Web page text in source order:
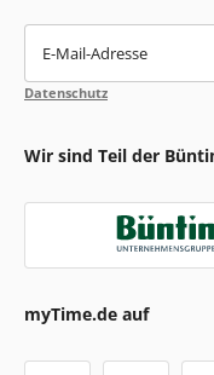
E-Mail-Adresse
Datenschutz
Wir sind Teil der
myTime.de auf